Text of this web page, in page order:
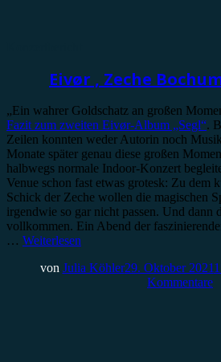
Eivør , Zeche
„Ein wahrer Goldschatz an großen
Fazit zum zweiten Eivør-Album „Segl“.
Zeilen konnten weder Autorin noch
Monate später genau diese großen
halbwegs normale Indoor-Konzert
Venue schon fast etwas grotesk: Zu dem
Schick der Zeche wollen die magischen
irgendwie so gar nicht passen. Und dann
vollkommen. Ein Abend der
… Weiterlesen
von Julia Köhler29. Oktober 2021
Kommentare